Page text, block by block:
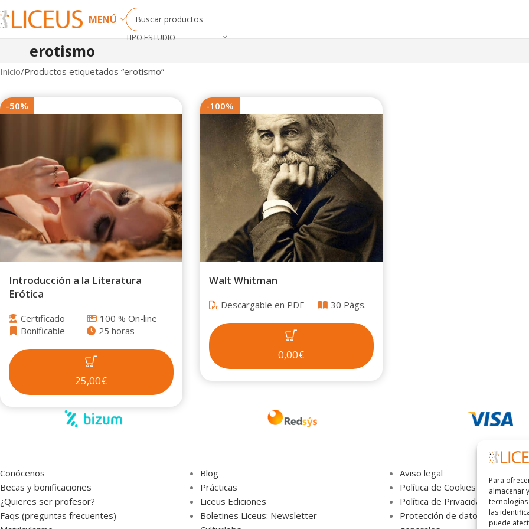
Para
almacenar
las
puede
MENÚ
TIPO ESTUDIO
erotismo
Inicio Productos etiquetados “erotismo”
-50%
Introducción a la Literatura
Erótica
Certificado
100 % On-line
Bonificable
25 horas
25,00€
-100%
Walt Whitman
Descargable en PDF 30 Págs.
0,00€
Conócenos
Becas y bonificaciones
¿Quieres ser profesor?
Faqs (preguntas frecuentes)
Blog
Prácticas
Liceus Ediciones
Boletines Liceus: Newsletter
Aviso legal
Política de Cookies
Política de Privacidad
Protección de datos,términos